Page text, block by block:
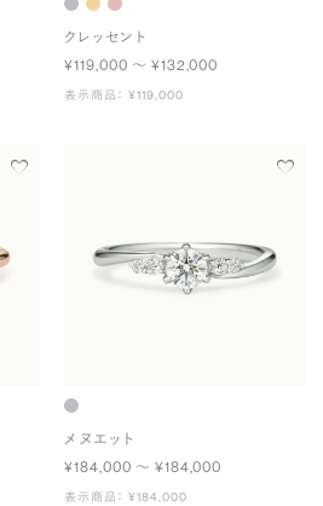
クレッセント
¥119,000 〜 ¥132,000
表示商品： ¥119,000
メヌエット
¥184,000 〜 ¥184,000
表示商品： ¥184,000